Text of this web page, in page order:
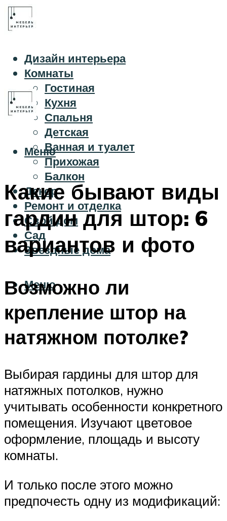
Дизайн интерьера
Комнаты
Гостиная
Кухня
Спальня
Детская
Ванная и туалет
Прихожая
Балкон
Декор
Ремонт и отделка
Свой дом
Сад
Звездные дома
Меню
Меню
Какие бывают виды
гардин для штор: 6
вариантов и фото
Возможно ли
крепление штор на
натяжном потолке?
Выбирая гардины для штор для
натяжных потолков, нужно
учитывать особенности конкретного
помещения. Изучают цветовое
оформление, площадь и высоту
комнаты.
И только после этого можно
предпочесть одну из модификаций: